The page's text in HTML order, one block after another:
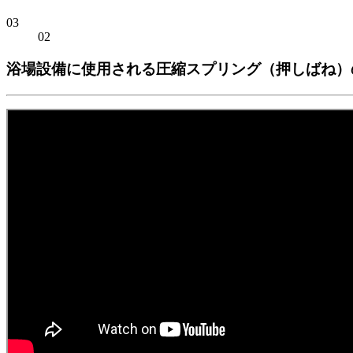
03
02
浴場設備に使用される圧縮スプリング（押しばね